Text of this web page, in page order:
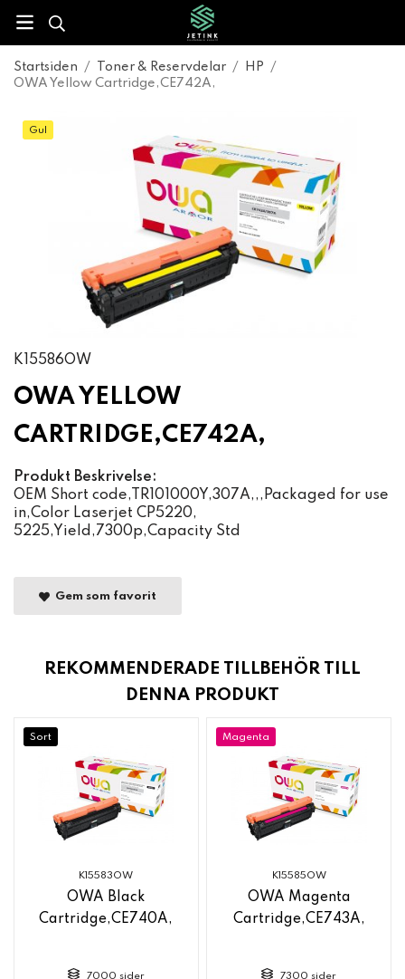
Startsiden / Toner & Reservdelar / HP
/
OWA Yellow Cartridge,CE742A,
Gul
K15586OW
OWA YELLOW
CARTRIDGE,CE742A,
Produkt Beskrivelse:
OEM Short code,TR101000Y,307A,,,Packaged for use
in,Color Laserjet CP5220,
5225,Yield,7300p,Capacity Std
Gem som favorit
REKOMMENDERADE TILLBEHÖR TILL
DENNA PRODUKT
Sort
K15583OW
OWA Black
Cartridge,CE740A,
7000 sider
Magenta
K15585OW
OWA Magenta
Cartridge,CE743A,
7300 sider